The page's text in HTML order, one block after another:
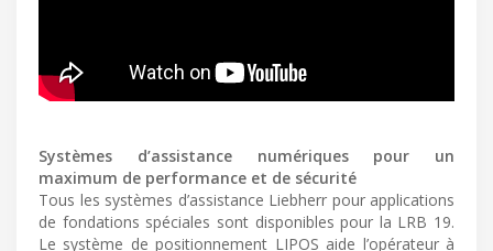
Systèmes d’assistance numériques pour un
maximum de performance et de sécurité
Tous les systèmes d’assistance Liebherr pour applications
de fondations spéciales sont disponibles pour la LRB 19.
Le système de positionnement LIPOS aide l’opérateur à